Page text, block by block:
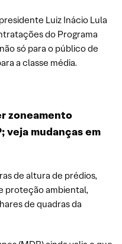
Luiz Inácio Lula
do Programa
só para o público de
a classe média.
zoneamento
veja mudanças em
de altura de prédios,
proteção ambiental,
de quadras da